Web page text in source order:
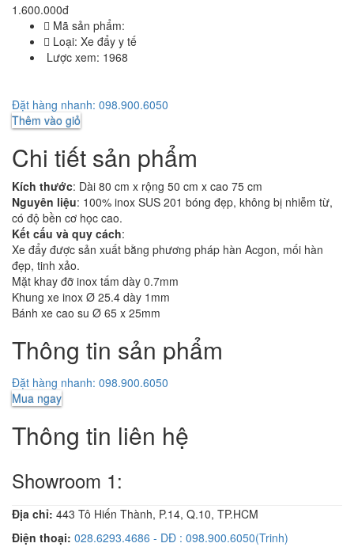
1.600.000đ
Mã sản phẩm:
Loại: Xe đẩy y tế
Lược xem: 1968
Đặt hàng nhanh: 098.900.6050
Thêm vào giỏ
Chi tiết sản phẩm
Kích thước: Dài 80 cm x rộng 50 cm x cao 75 cm
Nguyên liệu: 100% inox SUS 201 bóng đẹp, không bị nhiễm từ,
có độ bền cơ học cao.
Kết cấu và quy cách:
Xe đẩy được sản xuất bằng phương pháp hàn Acgon, mối hàn
đẹp, tinh xảo.
Mặt khay đỡ inox tấm dày 0.7mm
Khung xe inox Ø 25.4 dày 1mm
Bánh xe cao su Ø 65 x 25mm
Thông tin sản phẩm
Đặt hàng nhanh: 098.900.6050
Mua ngay
Thông tin liên hệ
Showroom 1:
Địa chỉ: 443 Tô Hiến Thành, P.14, Q.10, TP.HCM
Điện thoại: 028.6293.4686 - DĐ : 098.900.6050(Trinh)